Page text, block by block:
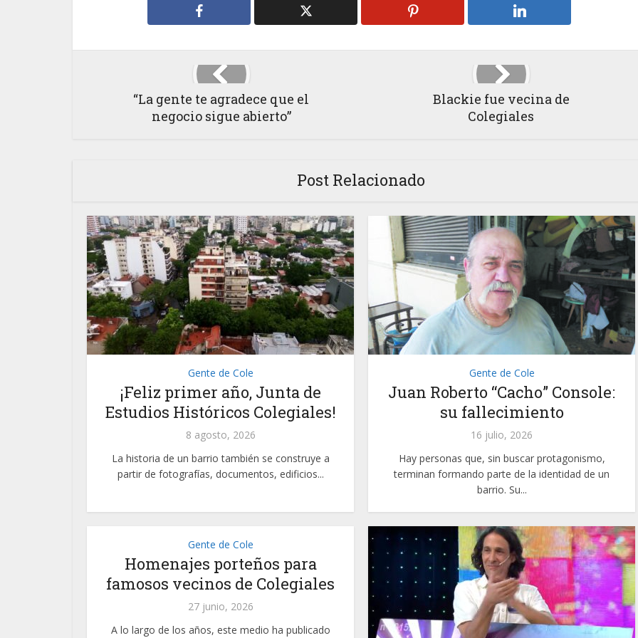
“La gente te agradece que el
negocio sigue abierto”
Blackie fue vecina de
Colegiales
Post Relacionado
Gente de Cole
¡Feliz primer año, Junta de
Estudios Históricos Colegiales!
8 agosto, 2026
La historia de un barrio también se construye a
partir de fotografías, documentos, edificios...
Gente de Cole
Juan Roberto “Cacho” Console:
su fallecimiento
16 julio, 2026
Hay personas que, sin buscar protagonismo,
terminan formando parte de la identidad de un
barrio. Su...
Gente de Cole
Homenajes porteños para
famosos vecinos de Colegiales
27 junio, 2026
A lo largo de los años, este medio ha publicado